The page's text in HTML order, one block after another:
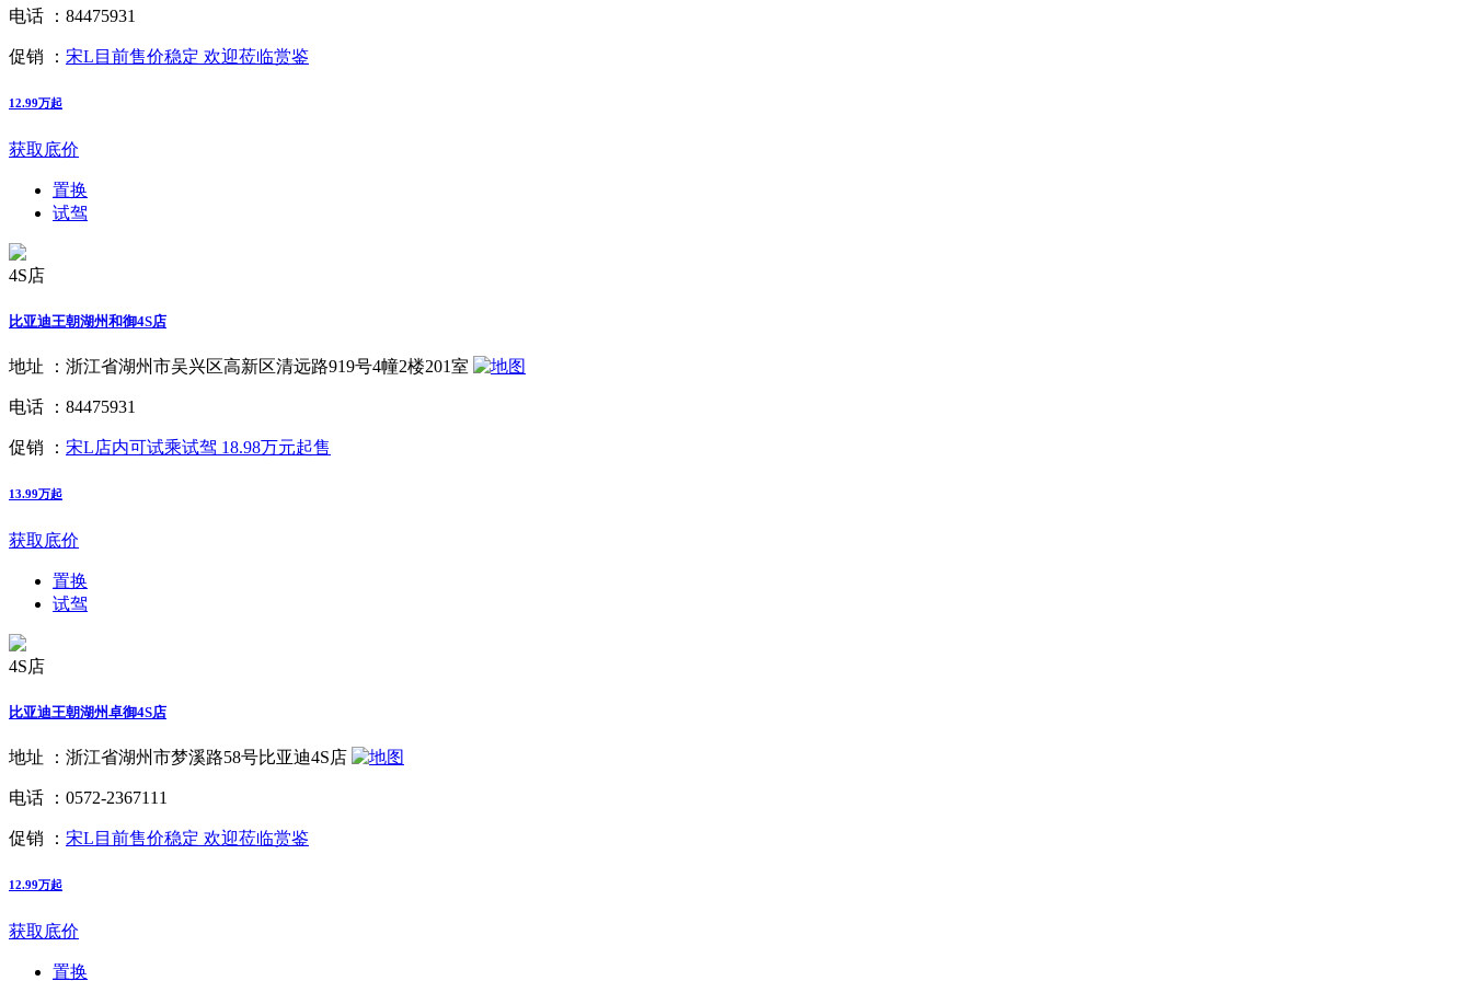
电话 ： 84475931
促销 ： 宋L目前售价稳定 欢迎莅临赏鉴
12.99万起
获取底价
置换
试驾
4S店
比亚迪王朝湖州和御4S店
地址 ： 浙江省湖州市吴兴区高新区清远路919号4幢2楼201室
电话 ： 84475931
促销 ： 宋L店内可试乘试驾 18.98万元起售
13.99万起
获取底价
置换
试驾
4S店
比亚迪王朝湖州卓御4S店
地址 ： 浙江省湖州市梦溪路58号比亚迪4S店
电话 ： 0572-2367111
促销 ： 宋L目前售价稳定 欢迎莅临赏鉴
12.99万起
获取底价
置换